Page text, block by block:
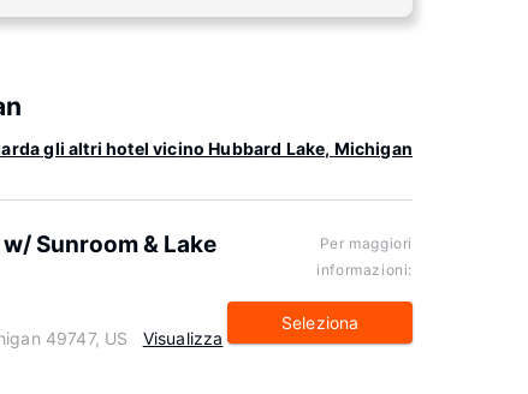
gli altri hotel vicino Hubbard Lake, Michigan
Sunroom & Lake
49747, US
Visualizza
Per maggiori
informazioni:
Seleziona